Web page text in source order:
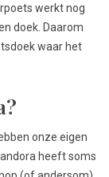
werkt nog
doek. Daarom
waar het
onze eigen
heeft soms